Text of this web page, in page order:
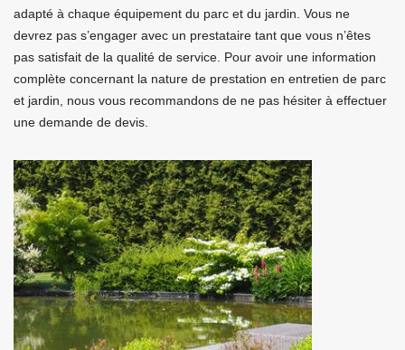
adapté à chaque équipement du parc et du jardin. Vous ne
devrez pas s’engager avec un prestataire tant que vous n’êtes
pas satisfait de la qualité de service. Pour avoir une information
complète concernant la nature de prestation en entretien de parc
et jardin, nous vous recommandons de ne pas hésiter à effectuer
une demande de devis.